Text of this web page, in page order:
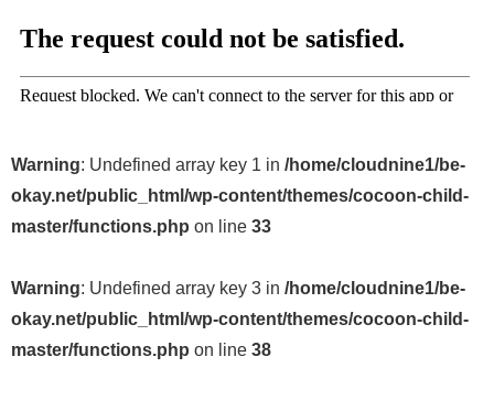
Warning: Undefined array key 1 in /home/cloudnine1/be-
okay.net/public_html/wp-content/themes/cocoon-child-
master/functions.php on line 33
Warning: Undefined array key 3 in /home/cloudnine1/be-
okay.net/public_html/wp-content/themes/cocoon-child-
master/functions.php on line 38